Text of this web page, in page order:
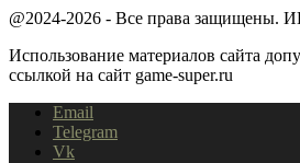
@2024-2026 - Все права защищены.
Использование материалов сайта
ссылкой на сайт game-super.ru
Email
Telegram
Vk